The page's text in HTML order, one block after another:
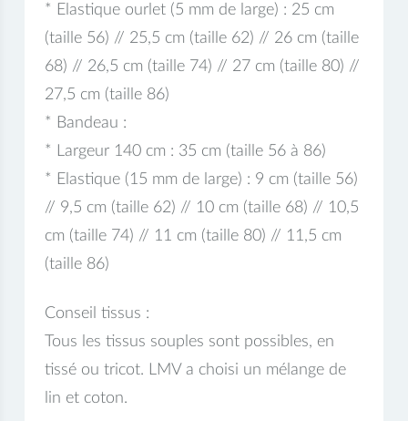
* Elastique ourlet (5 mm de large) : 25 cm
(taille 56) // 25,5 cm (taille 62) // 26 cm (taille
68) // 26,5 cm (taille 74) // 27 cm (taille 80) //
27,5 cm (taille 86)
* Bandeau :
* Largeur 140 cm : 35 cm (taille 56 à 86)
* Elastique (15 mm de large) : 9 cm (taille 56)
// 9,5 cm (taille 62) // 10 cm (taille 68) // 10,5
cm (taille 74) // 11 cm (taille 80) // 11,5 cm
(taille 86)
Conseil tissus :
Tous les tissus souples sont possibles, en
tissé ou tricot. LMV a choisi un mélange de
lin et coton.